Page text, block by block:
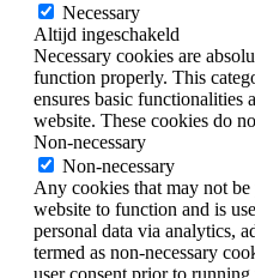
Necessary
Altijd ingeschakeld
Necessary cookies are
function properly. This
ensures basic functionalities
website. These cookies do
Non-necessary
Non-necessary
Any cookies that may not
website to function and is
personal data via analytics,
termed as non-necessary
user consent prior to